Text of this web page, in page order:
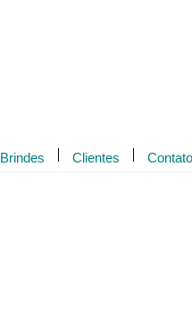
Brindes Clientes Contato